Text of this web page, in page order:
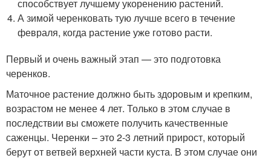
способствует лучшему укоренению растений.
А зимой черенковать тую лучше всего в течение
февраля, когда растение уже готово расти.
Первый и очень важный этап — это подготовка
черенков.
Маточное растение должно быть здоровым и крепким,
возрастом не менее 4 лет. Только в этом случае в
последствии вы сможете получить качественные
саженцы. Черенки – это 2-3 летний прирост, который
берут от ветвей верхней части куста. В этом случае они